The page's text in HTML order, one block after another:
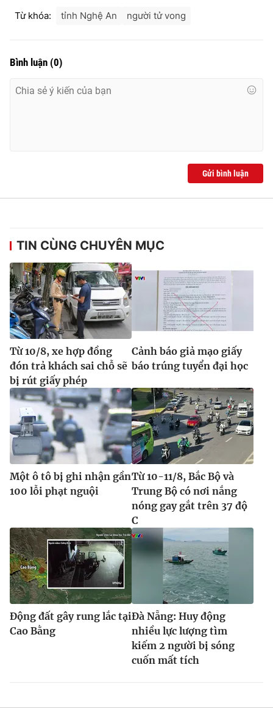
THỜI BÁO VTV
Phó Tổng Biên tập:Nguyễn Thị Mỹ Hạnh, Phạm Quốc Thắng,
Ðiện thoại Thời báo VTV:024.66 897 897
Email:toasoan@vtv.vn
Liên hệ quảng cáo:024-7300.7108
® Cấm sao chép dưới mọi hình thức nếu không có sự chấp
thuận bằng văn bản. Ghi rõ nguồn VTV.vn khi phát hành lại
thông tin từ website này.
Từ khóa: tỉnh Nghệ An người tử vong
Bình luận (0)
Gửi bình luận
TIN CÙNG CHUYÊN MỤC
Từ 10/8, xe hợp đồng
đón trả khách sai chỗ sẽ
bị rút giấy phép
Cảnh báo giả mạo giấy
báo trúng tuyển đại học
Một ô tô bị ghi nhận gần
100 lỗi phạt nguội
Từ 10-11/8, Bắc Bộ và
Trung Bộ có nơi nắng
nóng gay gắt trên 37 độ
C
Động đất gây rung lắc tại
Cao Bằng
Đà Nẵng: Huy động
nhiều lực lượng tìm
kiếm 2 người bị sóng
cuốn mất tích